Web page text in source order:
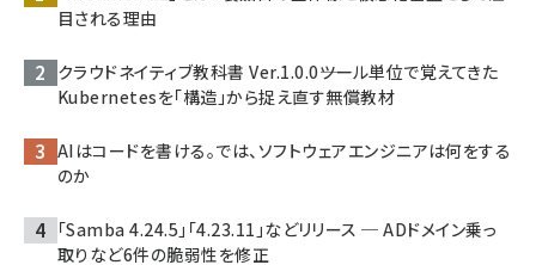
目される理由
クラウドネイティブ教科書 Ver.1.0.0――ツール単位で覚えてきた
Kubernetesを「構造」から捉え直す無償教材
AIはコードを書ける。では、ソフトウェアエンジニアは何をする
のか
「Samba 4.24.5」「4.23.11」などリリース ─ ADドメイン乗っ
取りなど6件の脆弱性を修正